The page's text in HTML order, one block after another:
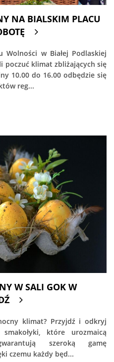
NA BIALSKIM PLACU
w Białej Podlaskiej
poczuć klimat zbliżających się
10.00 do 16.00 odbędzie się
reg...
W SALI GOK W
klimat? Przyjdź i odkryj
które urozmaicą
szeroką gamę
czemu każdy będ...